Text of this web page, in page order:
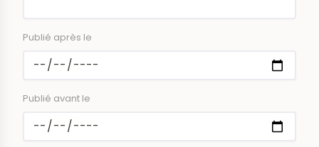
Publié après le
Publié avant le